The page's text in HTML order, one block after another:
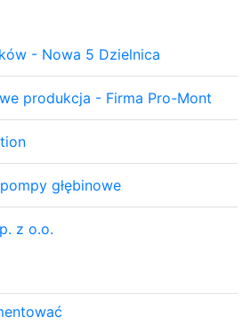
- Nowa 5 Dzielnica
produkcja - Firma Pro-Mont
głębinowe
z o.o.